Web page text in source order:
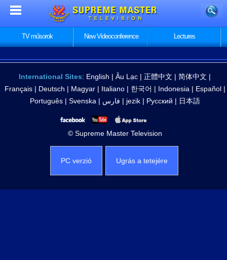
TV műsorok New Videoconference Lectures
International Sites: English | Âu Lạc | 正體中文 | 简体中文 |
Français| Deutsch | Magyar| Italiano| 한국어 | Indonesia | Español|
Português| Svenska | فارس | jezik| Русский | 日本語
© Supreme Master Television
PC verzió Ugrás a tetejére